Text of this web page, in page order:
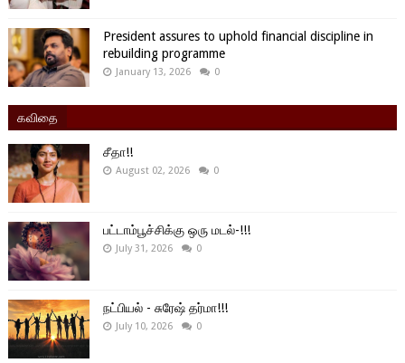
President assures to uphold financial discipline in
rebuilding programme
January 13, 2026 0
கவிதை
சீதா!!
August 02, 2026 0
பட்டாம்பூச்சிக்கு ஒரு மடல்-!!!
July 31, 2026 0
நட்பியல் - சுரேஷ் தர்மா!!!
July 10, 2026 0